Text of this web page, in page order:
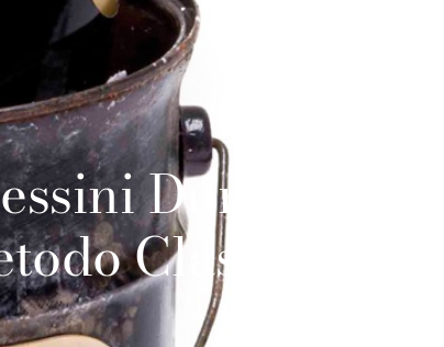
Durello DOC
Classico